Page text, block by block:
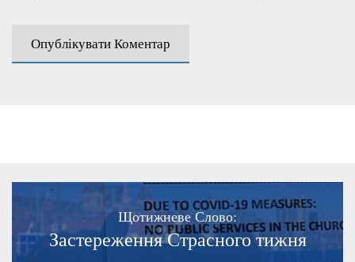
Щотижневе Слово:
Застереження Страсного тижня